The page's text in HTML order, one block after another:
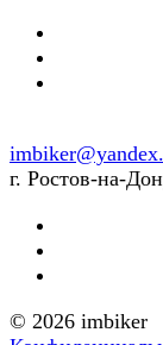
г. Ростов-на-
© 2026 imbiker